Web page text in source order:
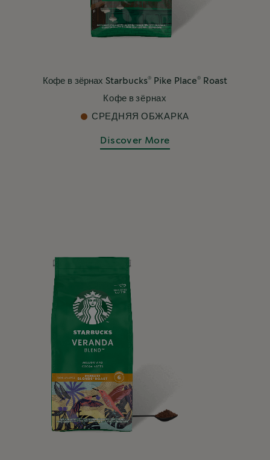
Кофе в зёрнах Starbucks® Pike Place® Roast
Кофе в зёрнах
СРЕДНЯЯ ОБЖАРКА
Discover More